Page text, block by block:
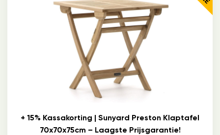
+ 15% Kassakorting | Sunyard Preston Klaptafel
70x70x75cm – Laagste Prijsgarantie!